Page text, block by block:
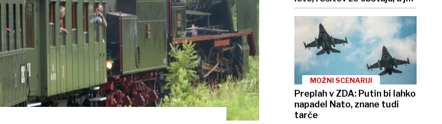
v Evropi še ni
MOŽNI SCENARIJI
Preplah v ZDA: Putin bi lahko
napadel Nato, znane tudi
tarče